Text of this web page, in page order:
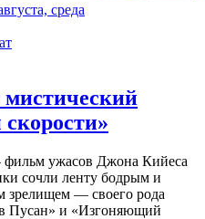
среда
фильм ужасов Джона Кийеса
сочли ленту бодрым и
зрелищeм — своего рода
Пусан» и «Изгоняющий